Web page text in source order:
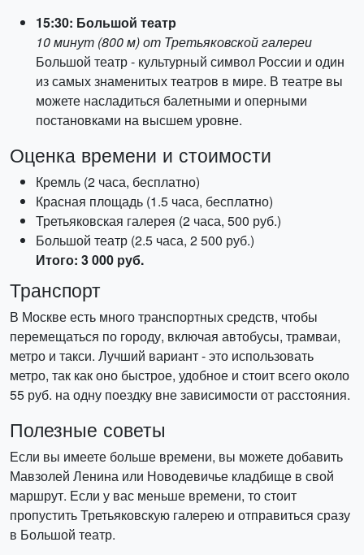
15:30: Большой театр
10 минут (800 м) от Третьяковской галереи
Большой театр - культурный символ России и один
из самых знаменитых театров в мире. В театре вы
можете насладиться балетными и оперными
постановками на высшем уровне.
Оценка времени и стоимости
Кремль (2 часа, бесплатно)
Красная площадь (1.5 часа, бесплатно)
Третьяковская галерея (2 часа, 500 руб.)
Большой театр (2.5 часа, 2 500 руб.)
Итого: 3 000 руб.
Транспорт
В Москве есть много транспортных средств, чтобы
перемещаться по городу, включая автобусы, трамваи,
метро и такси. Лучший вариант - это использовать
метро, так как оно быстрое, удобное и стоит всего около
55 руб. на одну поездку вне зависимости от расстояния.
Полезные советы
Если вы имеете больше времени, вы можете добавить
Мавзолей Ленина или Новодевичье кладбище в свой
маршрут. Если у вас меньше времени, то стоит
пропустить Третьяковскую галерею и отправиться сразу
в Большой театр.